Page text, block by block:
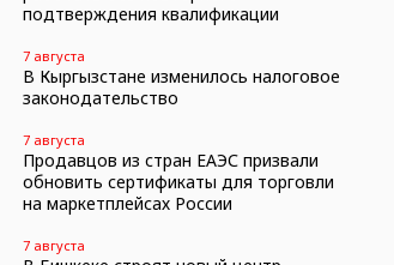
подтверждения квалификации
7 августа
В Кыргызстане изменилось налоговое
законодательство
7 августа
Продавцов из стран ЕАЭС призвали
обновить сертификаты для торговли
на маркетплейсах России
7 августа